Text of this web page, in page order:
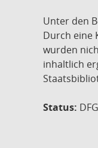
Unter den
Durch eine
wurden
inhaltlich
Status: